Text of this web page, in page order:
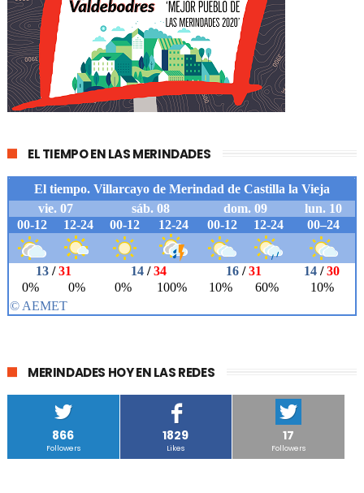
EL TIEMPO EN LAS MERINDADES
MERINDADES HOY EN LAS REDES
866
Followers
1829
Likes
17
Followers